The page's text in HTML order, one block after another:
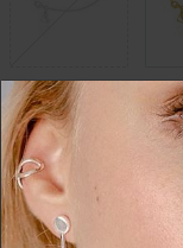
50,00 EUR*
Inhalt
in 2-4 Tagen bei Dir